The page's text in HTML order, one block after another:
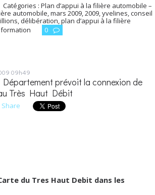
Catégories :Plan d’appui à la filière automobile –
automobile,mars 2009,2009,yvelines,conseil
, délibération,plan d’appui à la filière
0
09h49
Département prévoit la connexion de
Très Haut Débit
Share